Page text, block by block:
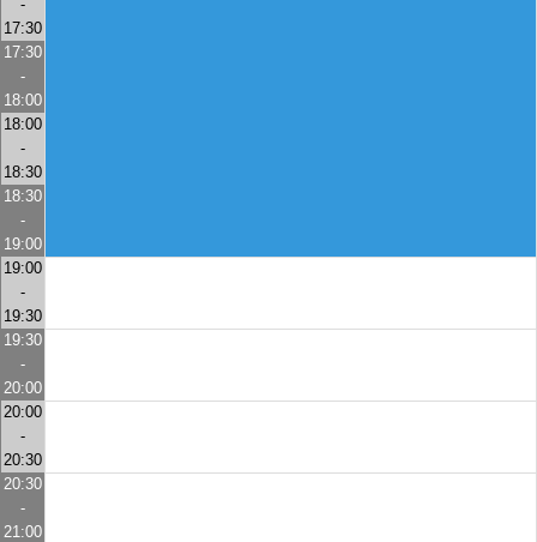
-
17:30
17:30
-
18:00
18:00
-
18:30
18:30
-
19:00
19:00
-
19:30
19:30
-
20:00
20:00
-
20:30
20:30
-
21:00